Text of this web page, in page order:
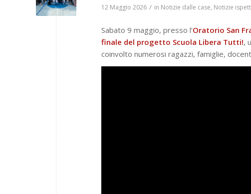
12 Maggio 2026 / in Notizie dalle case, Notizie
Sabato 9 maggio, presso l’Oratorio San
finale del progetto Scuola Libera Tutti!,
coinvolto numerosi ragazzi, famiglie,